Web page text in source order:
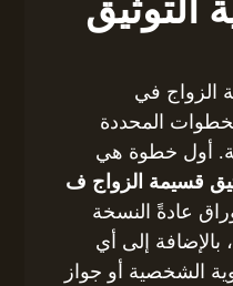
الزواج في
المحددة
أول خطوة هي
قسيمة الزواج ف
عادةً النسخة
بالإضافة إلى أي
الشخصية أو جواز